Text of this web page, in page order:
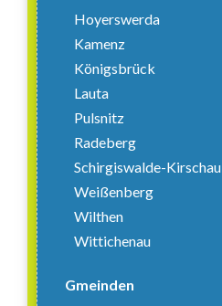
Hoyerswerda
Kamenz
Königsbrück
Lauta
Pulsnitz
Radeberg
Schirgiswalde-Kirschau
Weißenberg
Wilthen
Wittichenau
Gmeinden